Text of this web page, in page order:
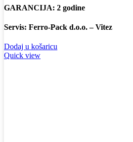
GARANCIJA: 2 godine
Servis: Ferro-Pack d.o.o. – Vitez
Dodaj u košaricu
Quick view